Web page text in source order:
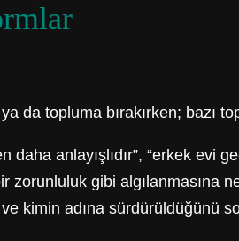
da topluma bırakırken; bazı
daha anlayışlıdır”, “erkek
gibi algılanmasına
kimin adına sürdürüldüğünü